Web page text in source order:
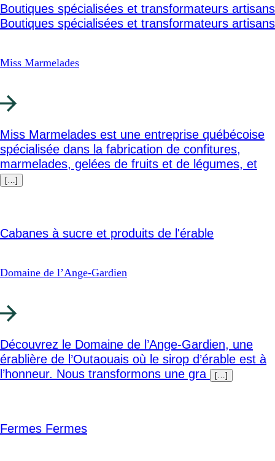
Boutiques spécialisées et transformateurs artisans
Boutiques spécialisées et transformateurs artisans
Miss Marmelades
Miss Marmelades est une entreprise québécoise
spécialisée dans la fabrication de confitures,
marmelades, gelées de fruits et de légumes, et
[…]
Cabanes à sucre et produits de l'érable
Domaine de l’Ange-Gardien
Découvrez le Domaine de l’Ange-Gardien, une
érablière de l’Outaouais où le sirop d’érable est à
l’honneur. Nous transformons une gra
[…]
Fermes Fermes